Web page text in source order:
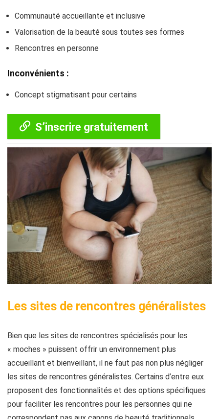
Communauté accueillante et inclusive
Valorisation de la beauté sous toutes ses formes
Rencontres en personne
Inconvénients :
Concept stigmatisant pour certains
S’inscrire gratuitement
Les sites de rencontres généralistes
Bien que les sites de rencontres spécialisés pour les
« moches » puissent offrir un environnement plus
accueillant et bienveillant, il ne faut pas non plus négliger
les sites de rencontres généralistes. Certains d’entre eux
proposent des fonctionnalités et des options spécifiques
pour faciliter les rencontres pour les personnes qui ne